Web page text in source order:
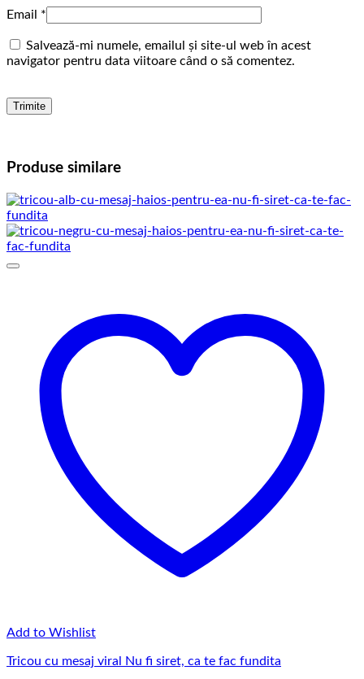
Email *
Salvează-mi numele, emailul și site-ul web în acest
navigator pentru data viitoare când o să comentez.
Produse similare
Add to Wishlist
Tricou cu mesaj viral Nu fi siret, ca te fac fundita